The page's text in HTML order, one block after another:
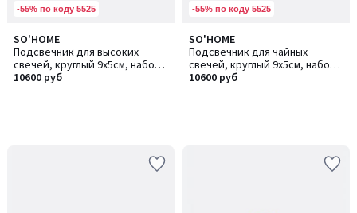
-55% по коду 5525
SO'HOME
Подсвечник для высоких
свечей, круглый 9х5см, набор
2шт
10600 руб
-55% по коду 5525
SO'HOME
Подсвечник для чайных
свечей, круглый 9х5см, набор
2шт
10600 руб